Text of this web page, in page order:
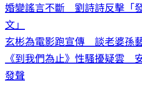
婚變謠言不斷 劉詩詩反擊「
文」
玄彬為電影跑宣傳 談老婆孫
《到我們為止》性騷擾疑雲
發聲